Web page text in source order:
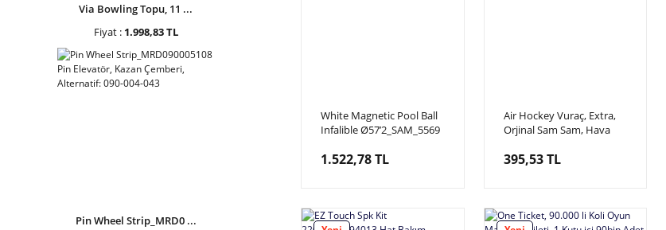
Via Bowling Topu, 11 ...
Fiyat : 1.998,83 TL
Pin Wheel Strip_MRD0 ...
White Magnetic Pool Ball
Infalible Ø57’2_SAM_5569
Beyaz Bilardo Topu,
1.522,78 TL
Air Hockey Vuraç, Extra,
Orjinal Sam Sam, Hava
Korumalı Model
395,53 TL